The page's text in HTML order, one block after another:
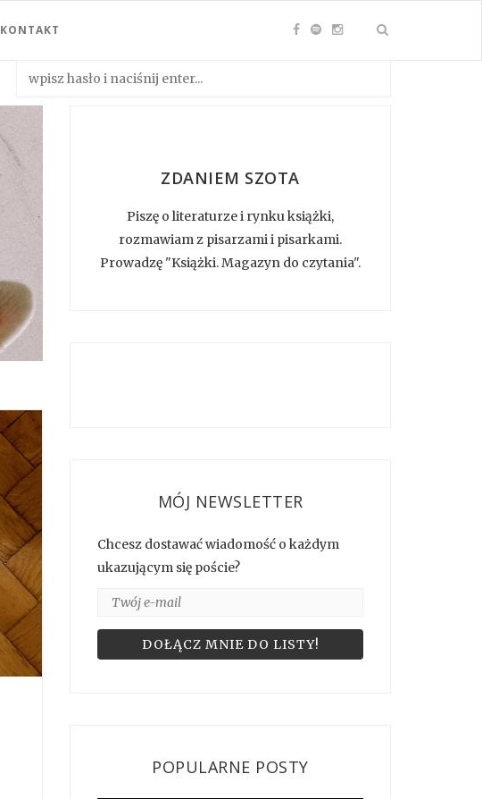
KONTAKT
ZDANIEM SZOTA
Piszę o literaturze i rynku książki,
rozmawiam z pisarzami i pisarkami.
Prowadzę "Książki. Magazyn do czytania".
MÓJ NEWSLETTER
Chcesz dostawać wiadomość o każdym
ukazującym się poście?
POPULARNE POSTY